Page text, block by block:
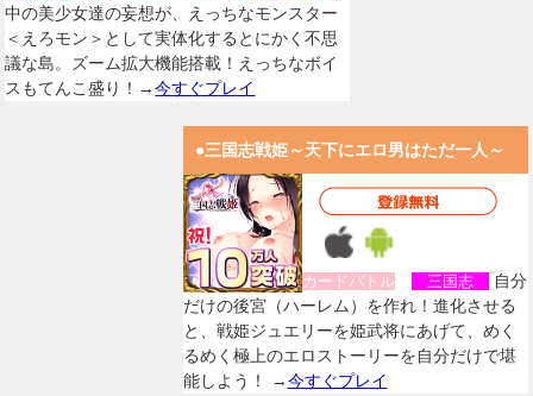
中の美少女達の妄想が、えっちなモンスター
＜えろモン＞として実体化するとにかく不思
議な島。ズーム拡大機能搭載！えっちなボイ
スもてんこ盛り！→今すぐプレイ
●三国志戦姫～天下にエロ男はただ一人～
カードバトル 三国志
自分
だけの後宮（ハーレム）を作れ！進化させる
と、戦姫ジュエリーを姫武将にあげて、めく
るめく極上のエロストーリーを自分だけで堪
能しよう！ →今すぐプレイ